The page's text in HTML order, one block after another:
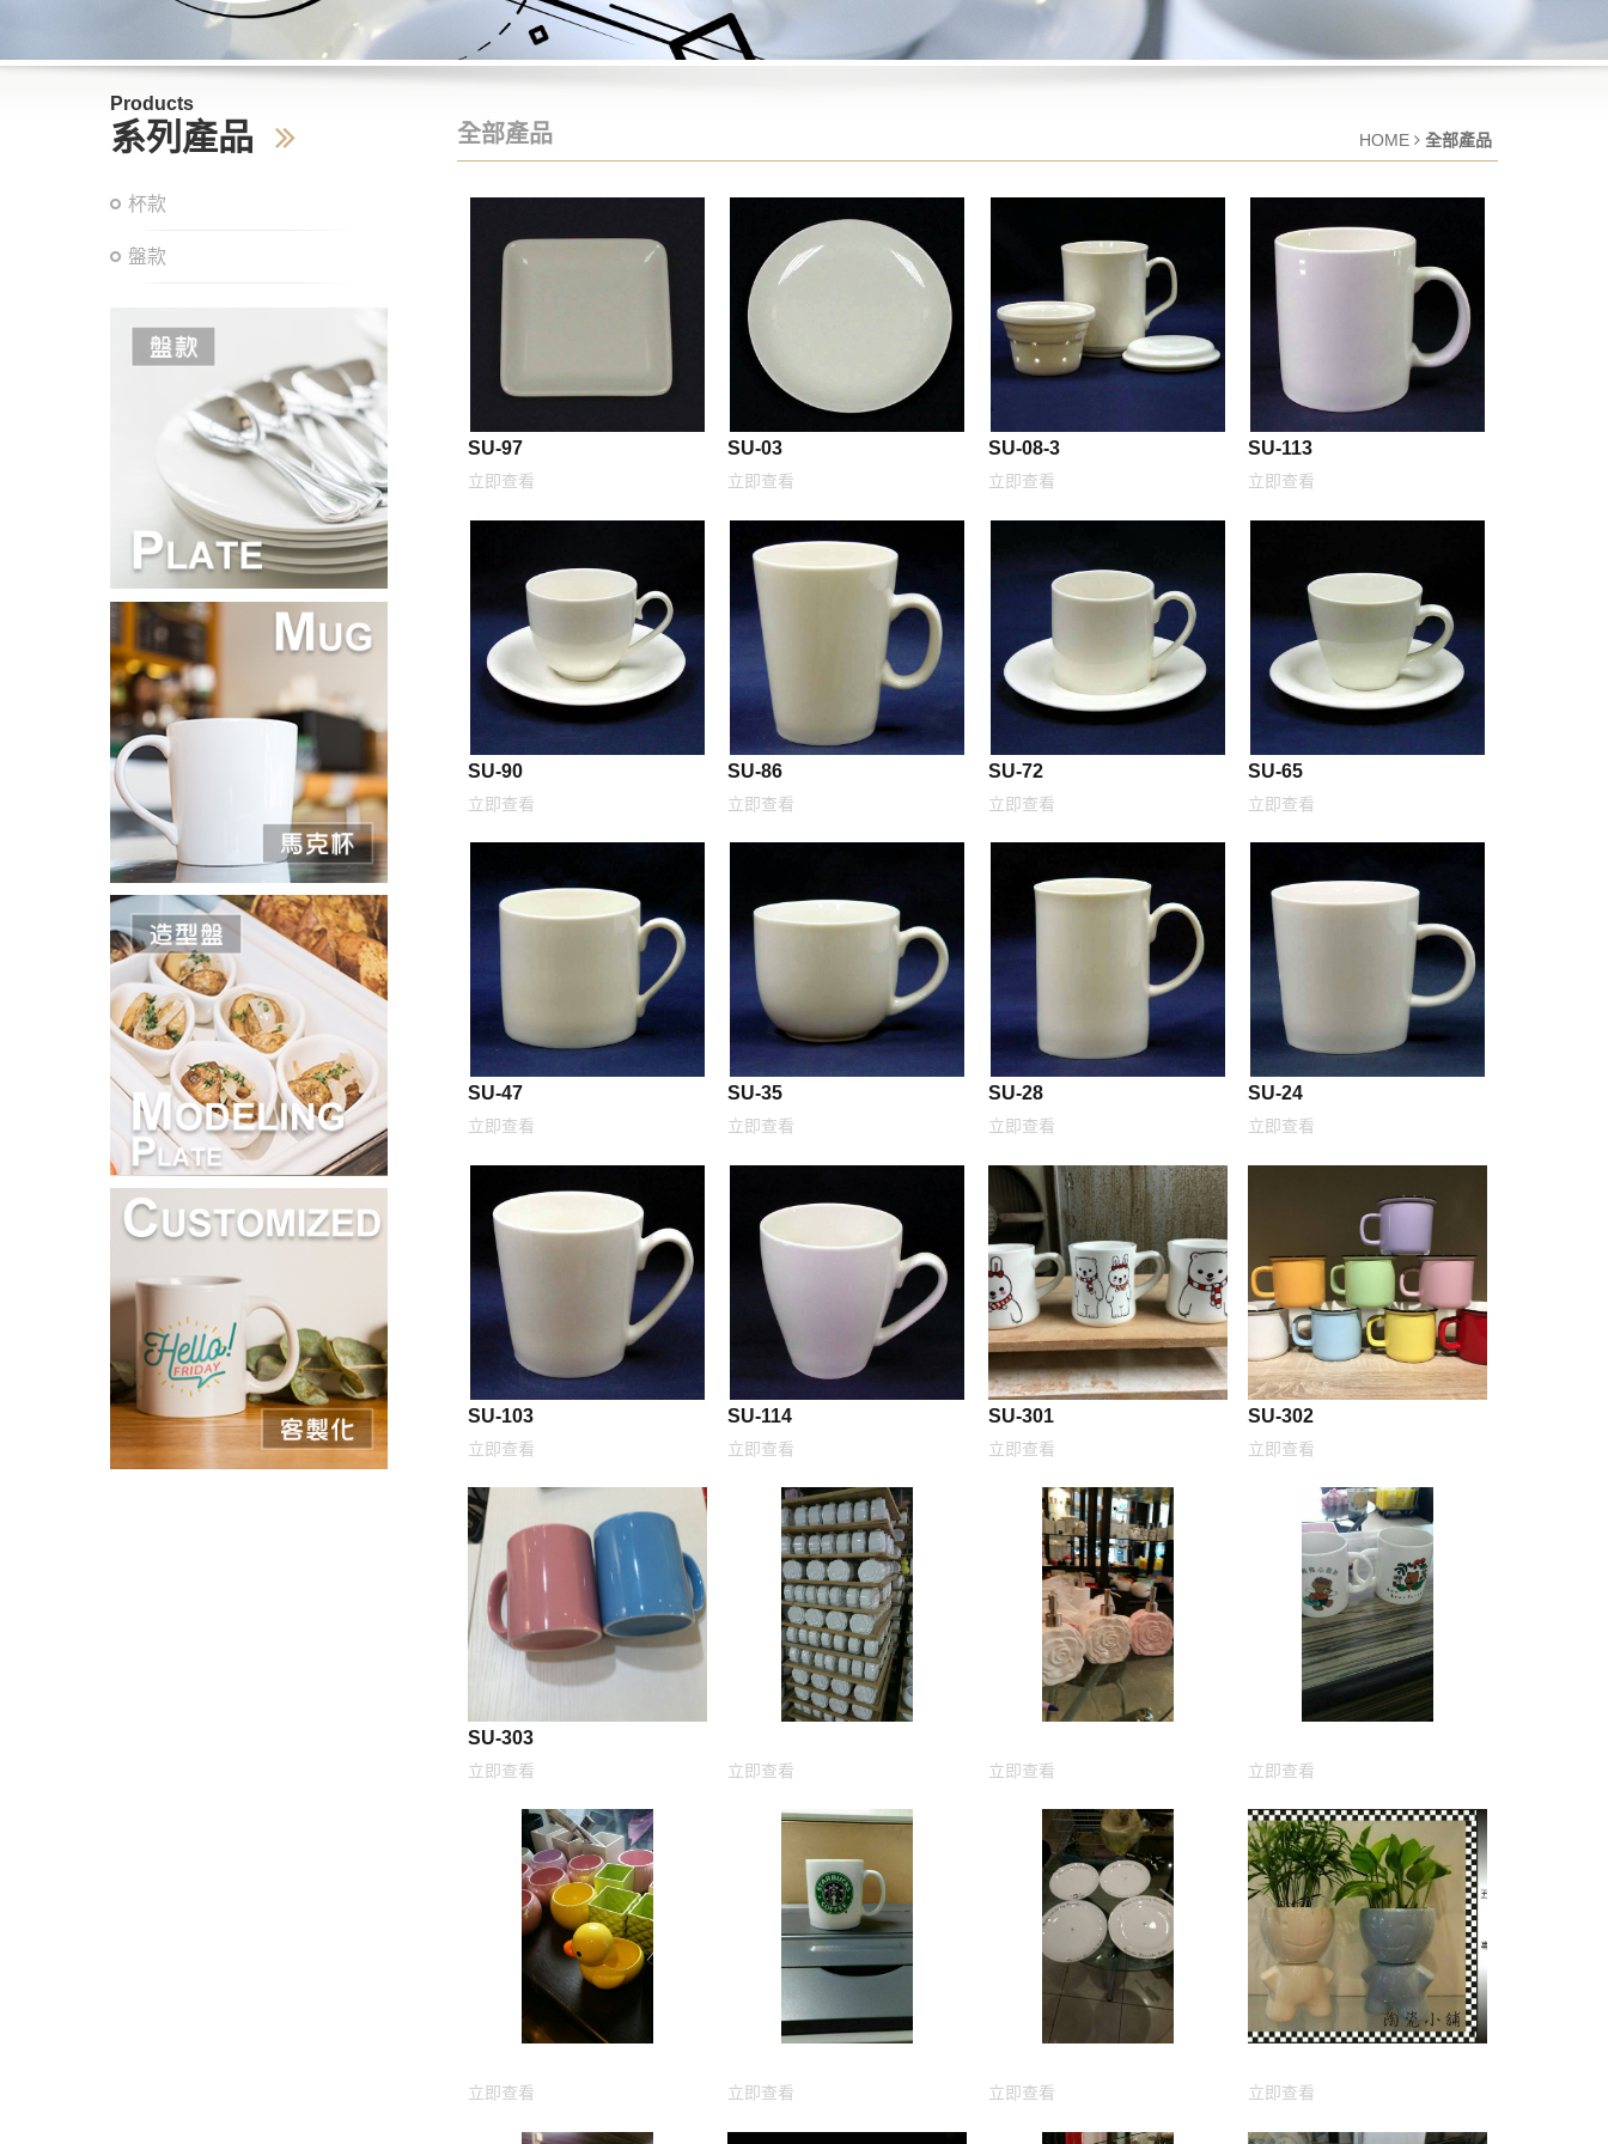
Products
系列產品
杯款
盤款
全部產品 HOME 全部產品
SU-97
立即查看
SU-03
立即查看
SU-08-3
立即查看
SU-113
立即查看
SU-90
立即查看
SU-86
立即查看
SU-72
立即查看
SU-65
立即查看
SU-47
立即查看
SU-35
立即查看
SU-28
立即查看
SU-24
立即查看
SU-103
立即查看
SU-114
立即查看
SU-301
立即查看
SU-302
立即查看
SU-303
立即查看 立即查看 立即查看 立即查看
立即查看 立即查看 立即查看 立即查看